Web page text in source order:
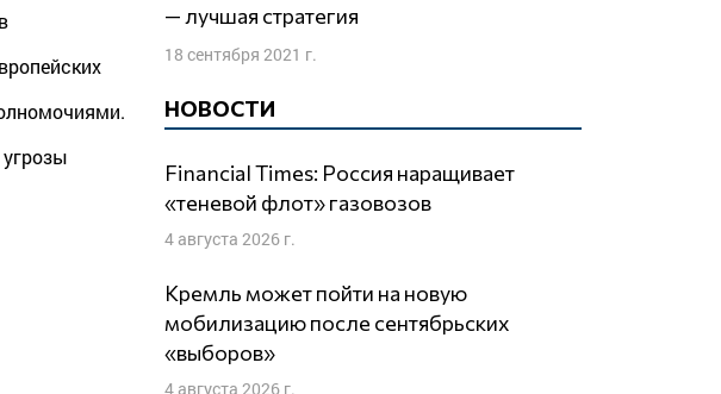
— лучшая стратегия
18 сентября 2021 г.
НОВОСТИ
Financial Times: Россия наращивает
«теневой флот» газовозов
4 августа 2026 г.
Кремль может пойти на новую
мобилизацию после сентябрьских
«выборов»
4 августа 2026 г.